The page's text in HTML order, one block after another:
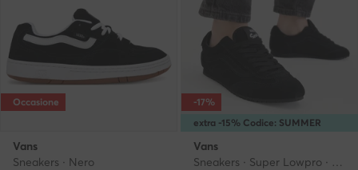
Occasione
Vans
Sneakers · Nero
extra -15% Codice: SUMMER
-17%
Vans
Sneakers · Super Lowpro · Nero